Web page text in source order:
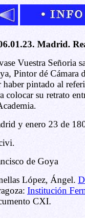
Madrid.
Vuestra Señoria
Pintor dé Cámara
haber pintado al
colocar su retrato
y enero 23 de
de Goya
López, Ángel.
Institución
CXI.